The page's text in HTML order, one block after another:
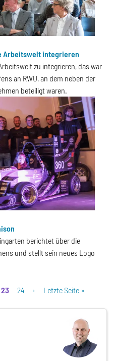
Arbeitswelt integrieren
zu integrieren, das war
an RWU, an dem neben der
beteiligt waren.
berichtet über die
und stellt sein neues Logo
Aktuelle Seite
23 Seite
24 Nächste Seite
› Letzte Seite
Letzte Seite »